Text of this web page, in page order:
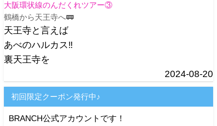
大阪環状線のんだくれツアー③
鶴橋から天王寺へ🚃
天王寺と言えば
あべのハルカス‼️
裏天王寺を
2024-08-20
初回限定クーポン発行中♪
BRANCH公式アカウントです！